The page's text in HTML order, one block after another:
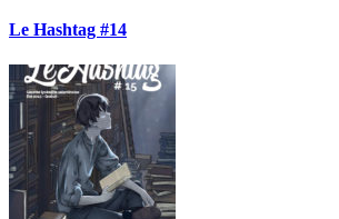
Le Hashtag #14